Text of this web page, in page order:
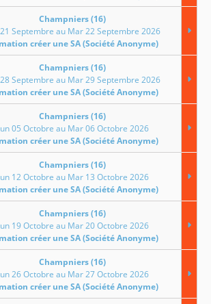
Champniers (16)
Septembre au Mar 22 Septembre 2026
créer une SA (Société Anonyme)
Champniers (16)
Septembre au Mar 29 Septembre 2026
créer une SA (Société Anonyme)
Champniers (16)
05 Octobre au Mar 06 Octobre 2026
créer une SA (Société Anonyme)
Champniers (16)
12 Octobre au Mar 13 Octobre 2026
créer une SA (Société Anonyme)
Champniers (16)
19 Octobre au Mar 20 Octobre 2026
créer une SA (Société Anonyme)
Champniers (16)
26 Octobre au Mar 27 Octobre 2026
créer une SA (Société Anonyme)